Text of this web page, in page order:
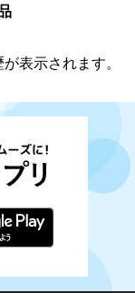
表示されます。